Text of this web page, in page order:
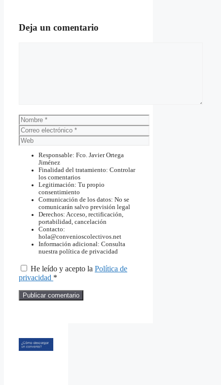
Deja un comentario
Nombre
Correo
electrónico
Web
Responsable: Fco. Javier Ortega
Jiménez
Finalidad del tratamiento: Controlar
los comentarios
Legitimación: Tu propio
consentimiento
Comunicación de los datos: No se
comunicarán salvo previsión legal
Derechos: Acceso, rectificación,
portabilidad, cancelación
Contacto:
hola@convenioscolectivos.net
Información adicional: Consulta
nuestra política de privacidad
He leído y acepto la Política de
privacidad *